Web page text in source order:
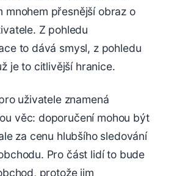
mnohem přesnější obraz o
Z pohledu
to dává smysl, z pohledu
je to citlivější hranice.
uživatele znamená
věc: doporučení mohou být
za cenu hlubšího sledování
Pro část lidí to bude
protože jim